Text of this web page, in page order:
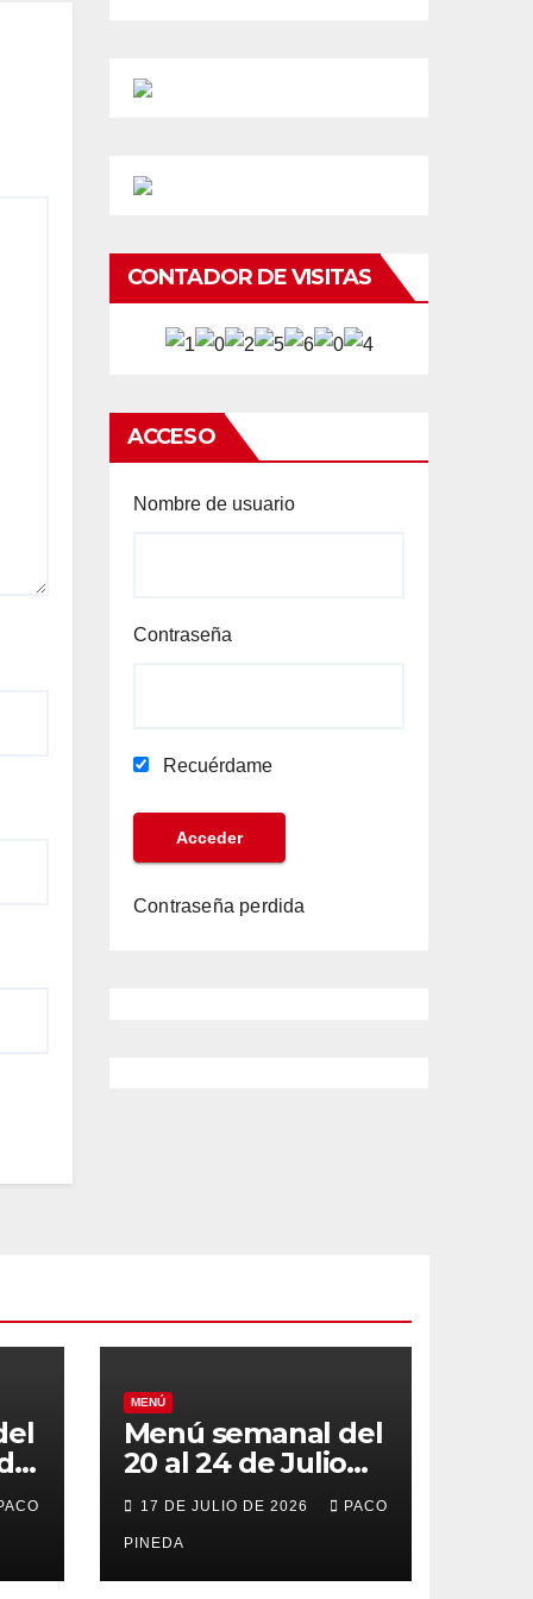
CONTADOR DE VISITAS
ACCESO
Nombre de usuario
Contraseña
Recuérdame
Contraseña perdida
MENÚ
Menú semanal del
20 al 24 de Julio
de 2026
17 DE JULIO DE 2026 PACO
PINEDA